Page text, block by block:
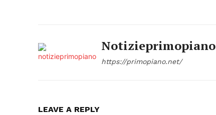
Notizieprimopiano
https://primopiano.net/
LEAVE A REPLY